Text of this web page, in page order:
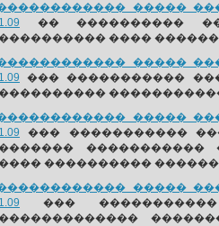
�����
�� ����������
����
�����
��� �����������
�����
��� �����������
�����������
����������
�����
���